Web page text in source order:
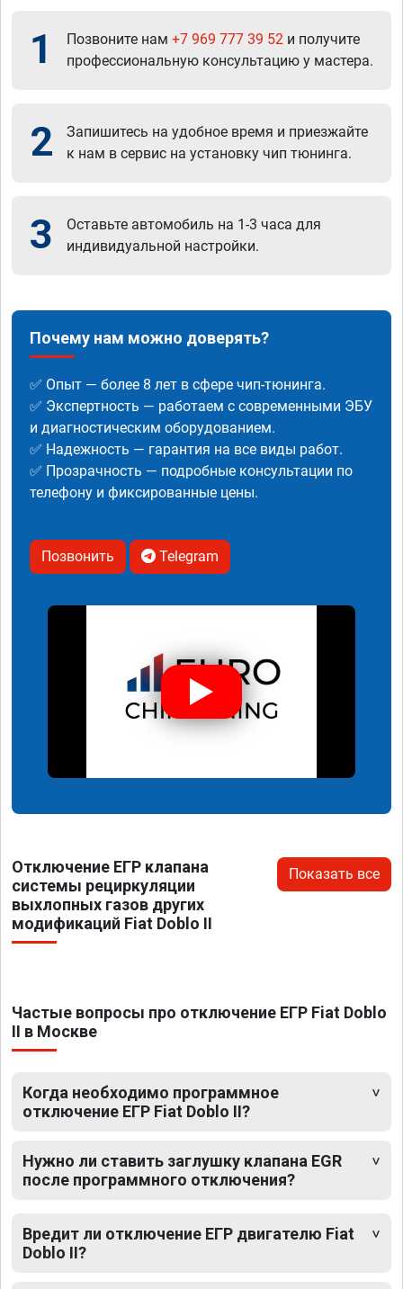
1 Позвоните нам +7 969 777 39 52 и получите
профессиональную консультацию у мастера.
2
Запишитесь на удобное время и приезжайте
к нам в сервис на установку чип тюнинга.
3
Оставьте автомобиль на 1-3 часа для
индивидуальной настройки.
Почему нам можно доверять?
✅ Опыт — более 8 лет в сфере чип-тюнинга.
✅ Экспертность — работаем с современными ЭБУ
и диагностическим оборудованием.
✅ Надежность — гарантия на все виды работ.
✅ Прозрачность — подробные консультации по
телефону и фиксированные цены.
Позвонить Telegram
Отключение ЕГР клапана
системы рециркуляции
выхлопных газов других
модификаций Fiat Doblo II
Показать все
Частые вопросы про отключение ЕГР Fiat Doblo
II в Москве
Когда необходимо программное
отключение ЕГР Fiat Doblo II?
Нужно ли ставить заглушку клапана EGR
после программного отключения?
Вредит ли отключение ЕГР двигателю Fiat
Doblo II?